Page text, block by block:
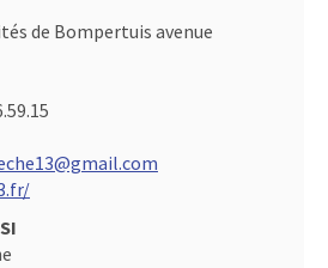
de Bompertuis avenue